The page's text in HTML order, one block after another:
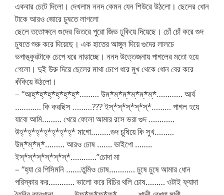
একবার চেটে দিলো। দেখলাম ননদ কেমন যেন শিউরে উঠলো। ছেলের ধোন
টাকে আরও জোরে চুষতে লাগলো
ছেলে ততোক্ষনে গুদের ভিতরে পুরো জিভ ঢুকিয়ে দিয়েছে। চোঁ চোঁ করে গুদ
চুষতে শুরু করে দিয়েছে। এক হাতের আঙ্গুল দিয়ে গুদের লালচে
ভগাঙ্কুরটাকে চেপে ধরে নাড়াচ্ছে। ননদ উত্তেজনায় পাগলের মতো হয়ে
গেলো। দুই উরু দিয়ে ছেলের মাথা চেপে ধরে মুখ থেকে ধোন বের করে
কঁকিয়ে উঠলো।
– “আহ্*হ্*হ্*হ্*হ্*হ্*……… উম্*ম্*ম্*ম্*ম্*ম্*………… আর্য
………… কি করছিস ………??? ইস্*স্*স্*স্*স্*……… পাগল হয়ে
যাবো আমি……… খেয়ে ফেলো আমার রসে ভরা গুদ …………
উহ্*হ্*হ্*হ্*হ্*হ্*হ্* মাগো………গুদ চুষিয়ে কি সুখ………
উম্*ম্*ম্*……… আরও চোষ ……. ভাইপো ……..
ইস্*স্*স্*স্*স্*স্*…………”চোদা মা
– “হ্যা রে পিসিমনি …….তুমিও চোষ………… চুষে চুষে আমার ধোন
পরিস্কার কর………… ভালো করে বিচির থলি চোষ……… ওটাই ফ্যাদা